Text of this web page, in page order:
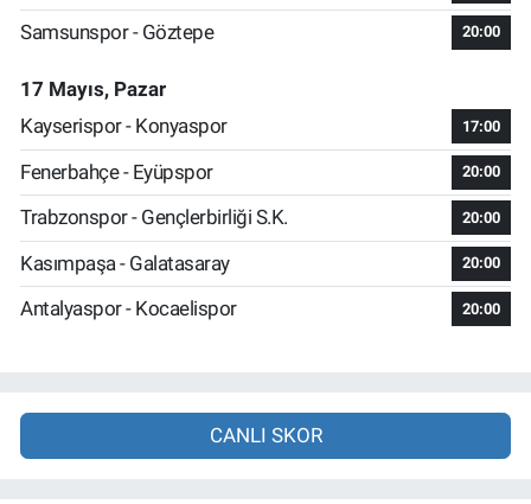
Samsunspor - Göztepe 20:00
17 Mayıs, Pazar
Kayserispor - Konyaspor
17:00
Fenerbahçe - Eyüpspor 20:00
Trabzonspor - Gençlerbirliği S.K. 20:00
Kasımpaşa - Galatasaray 20:00
Antalyaspor - Kocaelispor 20:00
CANLI SKOR